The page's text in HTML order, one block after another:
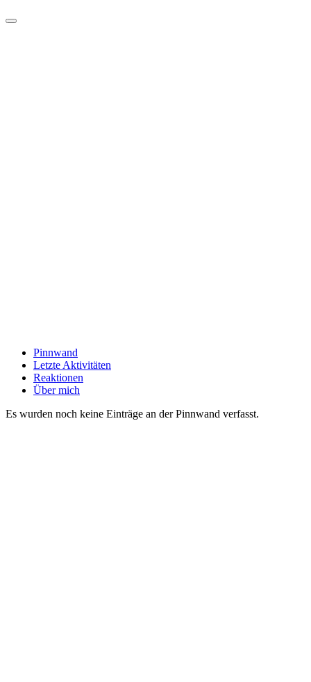
Pinnwand
Letzte Aktivitäten
Reaktionen
Über mich
Es wurden noch keine Einträge an der Pinnwand verfasst.